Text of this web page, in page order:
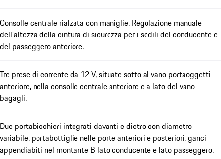
Consolle centrale rialzata con maniglie. Regolazione manuale
dell'altezza della cintura di sicurezza per i sedili del conducente e
del passeggero anteriore.
Tre prese di corrente da 12 V, situate sotto al vano portaoggetti
anteriore, nella consolle centrale anteriore e a lato del vano
bagagli.
Due portabicchieri integrati davanti e dietro con diametro
variabile, portabottiglie nelle porte anteriori e posteriori, ganci
appendiabiti nel montante B lato conducente e lato passeggero.